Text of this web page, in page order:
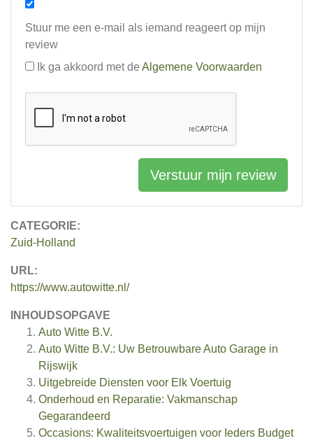
CATEGORIE:
Zuid-Holland
URL:
https://www.autowitte.nl/
INHOUDSOPGAVE
Auto Witte B.V.
Auto Witte B.V.: Uw Betrouwbare Auto Garage in
Rijswijk
Uitgebreide Diensten voor Elk Voertuig
Onderhoud en Reparatie: Vakmanschap
Gegarandeerd
Occasions: Kwaliteitsvoertuigen voor Ieders Budget
Stuur me een e-mail als iemand reageert op mijn
review
Ik ga akkoord met de Algemene Voorwaarden
Verstuur mijn review